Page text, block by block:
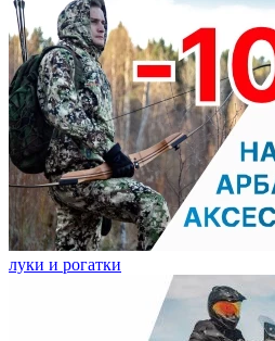
луки и рогатки